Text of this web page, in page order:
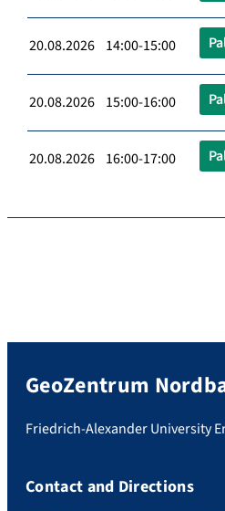
20.08.2026 14:00-15:00
20.08.2026 15:00-16:00
20.08.2026 16:00-17:00
GeoZentrum
Friedrich-Alexander University
Contact and Directions